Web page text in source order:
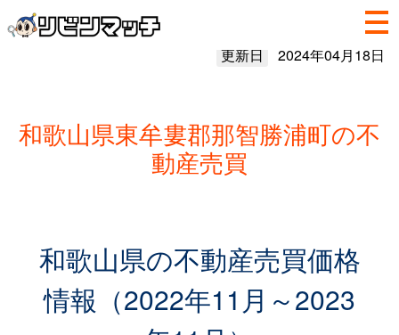
更新日 2024年04月18日
和歌山県東牟婁郡那智勝浦町の不
動産売買
和歌山県の不動産売買価格
情報（2022年11月～2023